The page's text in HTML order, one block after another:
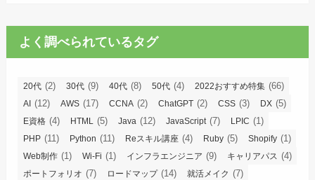
よく調べられているタグ
20代 (2) 30代 (9) 40代 (8) 50代 (4) 2022おすすめ特集 (66)
AI (12) AWS (17) CCNA (2) ChatGPT (2) CSS (3) DX (5)
E資格 (4) HTML (5) Java (12) JavaScript(7) LPIC (1)
PHP (11) Python (11) Reスキル講座 (4) Ruby (5) Shopify (1)
Web制作 (1) Wi-Fi (1) インフラエンジニア (9) キャリアパス (4)
ポートフォリオ (7) ロードマップ(14) 就活メイク (7)